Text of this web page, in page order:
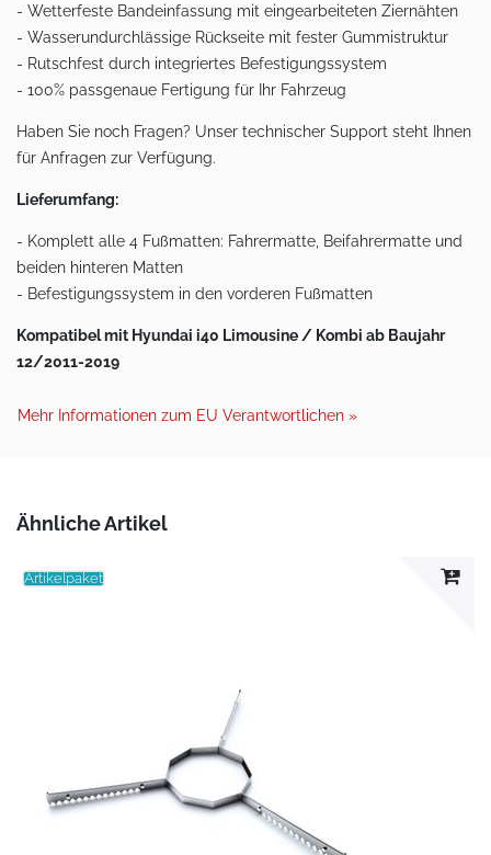
- Wetterfeste Bandeinfassung mit eingearbeiteten Ziernähten
- Wasserundurchlässige Rückseite mit fester Gummistruktur
- Rutschfest durch integriertes Befestigungssystem
- 100% passgenaue Fertigung für Ihr Fahrzeug
Haben Sie noch Fragen? Unser technischer Support steht Ihnen
für Anfragen zur Verfügung.
Lieferumfang:
- Komplett alle 4 Fußmatten: Fahrermatte, Beifahrermatte und
beiden hinteren Matten
- Befestigungssystem in den vorderen Fußmatten
Kompatibel mit Hyundai i40 Limousine / Kombi ab Baujahr
12/2011-2019
Mehr Informationen zum EU Verantwortlichen »
Ähnliche Artikel
Artikelpaket